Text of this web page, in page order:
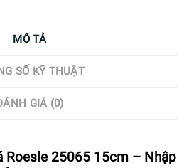
MÔ TẢ
SỐ KỸ THUẬT
GIÁ (0)
Roesle 25065 15cm – Nhập